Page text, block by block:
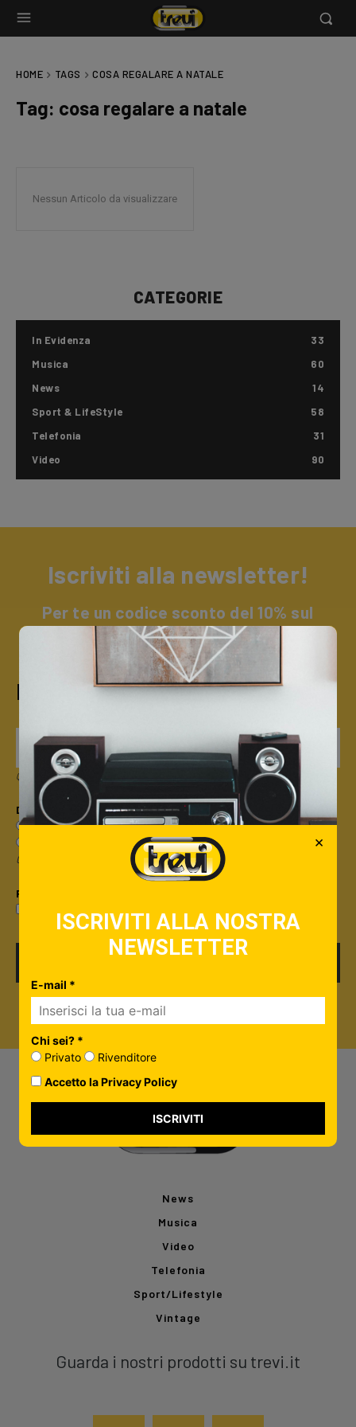
HOME TAGS COSA REGALARE A NATALE
Tag: cosa regalare a natale
Nessun Articolo da visualizzare
CATEGORIE
In Evidenza
33
Musica
60
News
14
Sport & LifeStyle
58
Telefonia
31
Video
90
Iscriviti alla newsletter!
Per te un codice sconto del 10% sul
catalogo Trevi + un omaggio a sorpresa.
Iscriviti alla nostra newsletter
Quando invii il modulo, controlla la tua inbox per confermare l'iscrizione
Dicci qualcosa in più su di te*
Sono un privato
Useremo questa informazione per personalizzare i contenuti che ti invieremo.
Privacy*
News
Musica
Video
Telefonia
Sport/Lifestyle
Vintage
Guarda i nostri prodotti su trevi.it
×
ISCRIVITI ALLA NOSTRA
NEWSLETTER
E-mail *
Chi sei? *
Privato
Rivenditore
Accetto la Privacy Policy
ISCRIVITI